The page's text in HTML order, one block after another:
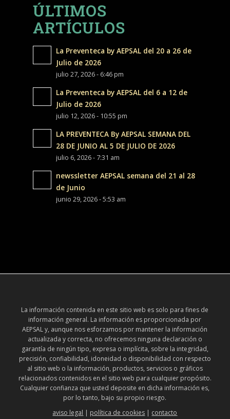
ÚLTIMOS
ARTÍCULOS
La Preventeca by AEPSAL del 20 a 26 de
Julio de 2026
julio 27, 2026 - 6:46 pm
La Preventeca by AEPSAL del 6 a 12 de
Julio de 2026
julio 12, 2026 - 10:55 pm
LA PREVENTECA By AEPSAL SEMANA DEL
28 DE JUNIO AL 5 DE JULIO DE 2026
julio 6, 2026 - 7:31 am
newssletter AEPSAL semana del 21 al 28
de Junio
junio 29, 2026 - 5:53 am
La información contenida en este sitio web es solo para fines de
información general. La información es proporcionada por
AEPSAL y, aunque nos esforzamos por mantener la información
actualizada y correcta, no ofrecemos ninguna declaración o
garantía de ningún tipo, expresa o implícita, sobre la integridad,
precisión, confiabilidad, idoneidad o disponibilidad con respecto
al sitio web o la información, productos, servicios o gráficos
relacionados contenidos en el sitio web para cualquier propósito.
Cualquier confianza que usted deposite en dicha información es,
por lo tanto, bajo su propio riesgo.
aviso legal | política de cookies | contacto